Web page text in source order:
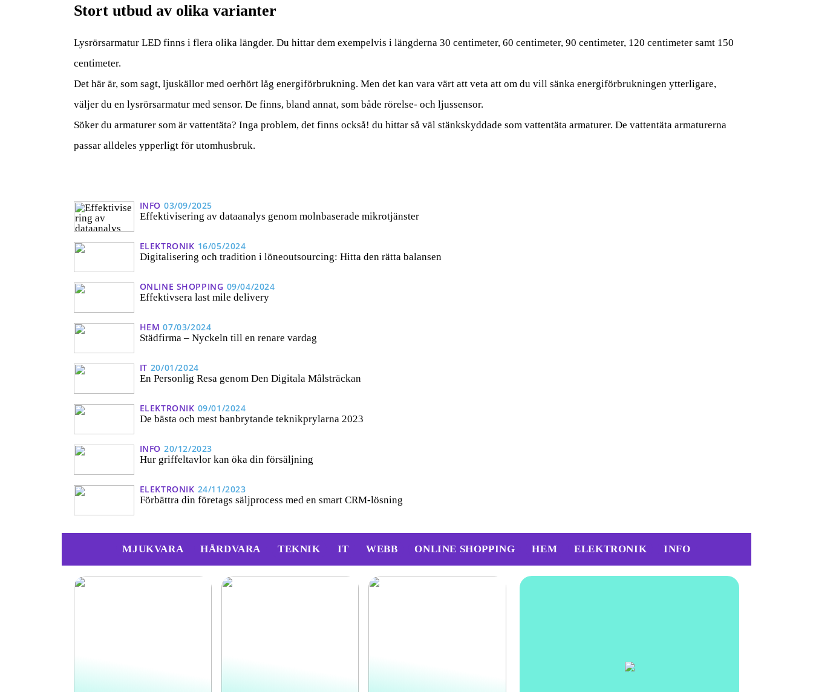
Stort utbud av olika varianter
Lysrörsarmatur LED finns i flera olika längder. Du hittar dem exempelvis i längderna 30 centimeter, 60 centimeter, 90 centimeter, 120 centimeter samt 150
centimeter.
Det här är, som sagt, ljuskällor med oerhört låg energiförbrukning. Men det kan vara värt att veta att om du vill sänka energiförbrukningen ytterligare,
väljer du en lysrörsarmatur med sensor. De finns, bland annat, som både rörelse- och ljussensor.
Söker du armaturer som är vattentäta? Inga problem, det finns också! du hittar så väl stänkskyddade som vattentäta armaturer. De vattentäta armaturerna
passar alldeles ypperligt för utomhusbruk.
INFO 03/09/2025
Effektivisering av dataanalys genom molnbaserade mikrotjänster
ELEKTRONIK 16/05/2024
Digitalisering och tradition i löneoutsourcing: Hitta den rätta balansen
ONLINE SHOPPING 09/04/2024
Effektivsera last mile delivery
HEM 07/03/2024
Städfirma – Nyckeln till en renare vardag
IT 20/01/2024
En Personlig Resa genom Den Digitala Målsträckan
ELEKTRONIK 09/01/2024
De bästa och mest banbrytande teknikprylarna 2023
INFO 20/12/2023
Hur griffeltavlor kan öka din försäljning
ELEKTRONIK 24/11/2023
Förbättra din företags säljprocess med en smart CRM-lösning
MJUKVARA HÅRDVARA TEKNIK IT WEBB ONLINE SHOPPING HEM ELEKTRONIK INFO